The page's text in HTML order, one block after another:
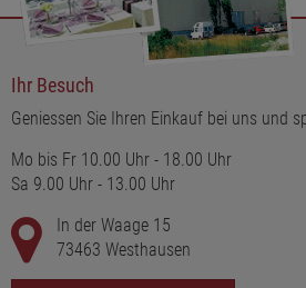
Ihr Besuch
Geniessen Sie Ihren Einkauf bei uns und
Mo bis Fr 10.00 Uhr - 18.00 Uhr
Sa 9.00 Uhr - 13.00 Uhr
In der Waage 15
73463 Westhausen